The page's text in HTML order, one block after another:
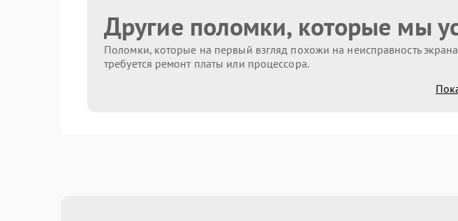
Другие поломки, которые мы
Поломки, которые на первый взгляд похожи на неисправность
требуется ремонт платы или процессора.